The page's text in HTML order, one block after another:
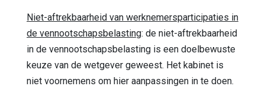
Niet-aftrekbaarheid van werknemersparticipaties in
de vennootschapsbelasting: de niet-aftrekbaarheid
in de vennootschapsbelasting is een doelbewuste
keuze van de wetgever geweest. Het kabinet is
niet voornemens om hier aanpassingen in te doen.